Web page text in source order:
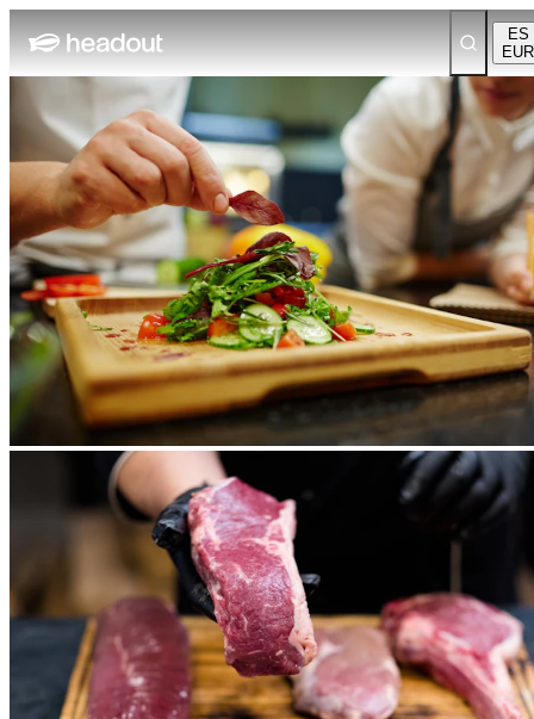
ES
EUR